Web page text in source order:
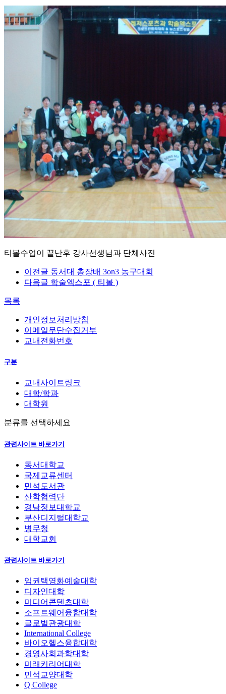
티볼수업이 끝난후 강사선생님과 단체사진
이전글 동서대 총장배 3on3 농구대회
다음글 학술엑스포 ( 티볼 )
목록
개인정보처리방침
이메일무단수집거부
교내전화번호
구분
교내사이트링크
대학/학과
대학원
분류를 선택하세요
관련사이트 바로가기
동서대학교
국제교류센터
민석도서관
산학협력단
경남정보대학교
부산디지털대학교
병무청
대학교회
관련사이트 바로가기
임권택영화예술대학
디자인대학
미디어콘텐츠대학
소프트웨어융합대학
글로벌관광대학
International College
바이오헬스융합대학
경영사회과학대학
미래커리어대학
민석교양대학
Q College